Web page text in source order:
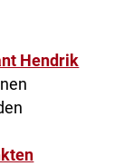
Hendrik